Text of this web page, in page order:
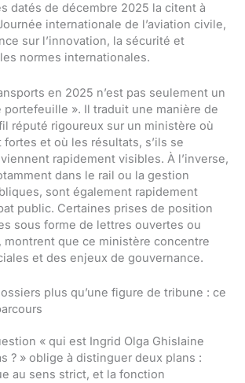
datés de décembre 2025 la citent à
internationale de l’aviation civile,
sur l’innovation, la sécurité et
normes internationales.
en 2025 n’est pas seulement un
portefeuille ». Il traduit une manière de
réputé rigoureux sur un ministère où
et où les résultats, s’ils se
rapidement visibles. À l’inverse,
dans le rail ou la gestion
sont également rapidement
public. Certaines prises de position
sous forme de lettres ouvertes ou
montrent que ce ministère concentre
et des enjeux de gouvernance.
plus qu’une figure de tribune : ce
« qui est Ingrid Olga Ghislaine
? » oblige à distinguer deux plans :
au sens strict, et la fonction